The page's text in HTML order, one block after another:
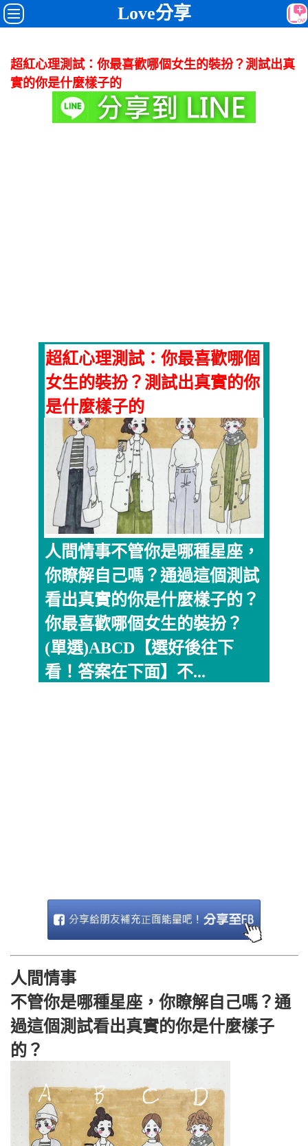
Love分享
超紅心理測試：你最喜歡哪個女生的裝扮？測試出真
實的你是什麼樣子的
超紅心理測試：你最喜歡哪個
女生的裝扮？測試出真實的你
是什麼樣子的
人間情事不管你是哪種星座，
你瞭解自己嗎？通過這個測試
看出真實的你是什麼樣子的？
你最喜歡哪個女生的裝扮？
(單選)ABCD【選好後往下
看！答案在下面】不...
人間情事
不管你是哪種星座，你瞭解自己嗎？通
過這個測試看出真實的你是什麼樣子
的？